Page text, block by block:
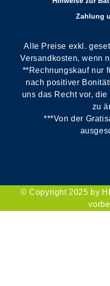
Zahlung
Alle Preise exkl.
Versandkosten, wenn
**Rechnungskauf nur
nach positiver
uns das Recht vor,
zu
***Von der
© Copyright 2025 by